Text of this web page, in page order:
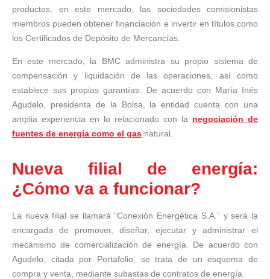
productos, en este mercado, las sociedades comisionistas
miembros pueden obtener financiación e invertir en títulos como
los Certificados de Depósito de Mercancías.
En este mercado, la BMC administra su propio sistema de
compensación y liquidación de las operaciones, así como
establece sus propias garantías. De acuerdo con María Inés
Agudelo, presidenta de la Bolsa, la entidad cuenta con una
amplia experiencia en lo relacionado con la negociación de
fuentes de energía como el gas natural.
Nueva filial de energía:
¿Cómo va a funcionar?
La nueva filial se llamará “Conexión Energética S.A.” y será la
encargada de promover, diseñar, ejecutar y administrar el
mecanismo de comercialización de energía. De acuerdo con
Agudelo, citada por Portafolio, se trata de un esquema de
compra y venta, mediante subastas de contratos de energía.